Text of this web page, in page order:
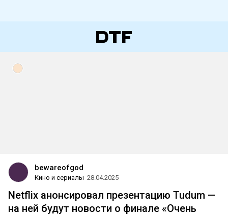
bewareofgod
Кино и сериалы 28.04.2025
Netflix анонсировал презентацию Tudum —
на ней будут новости о финале «Очень